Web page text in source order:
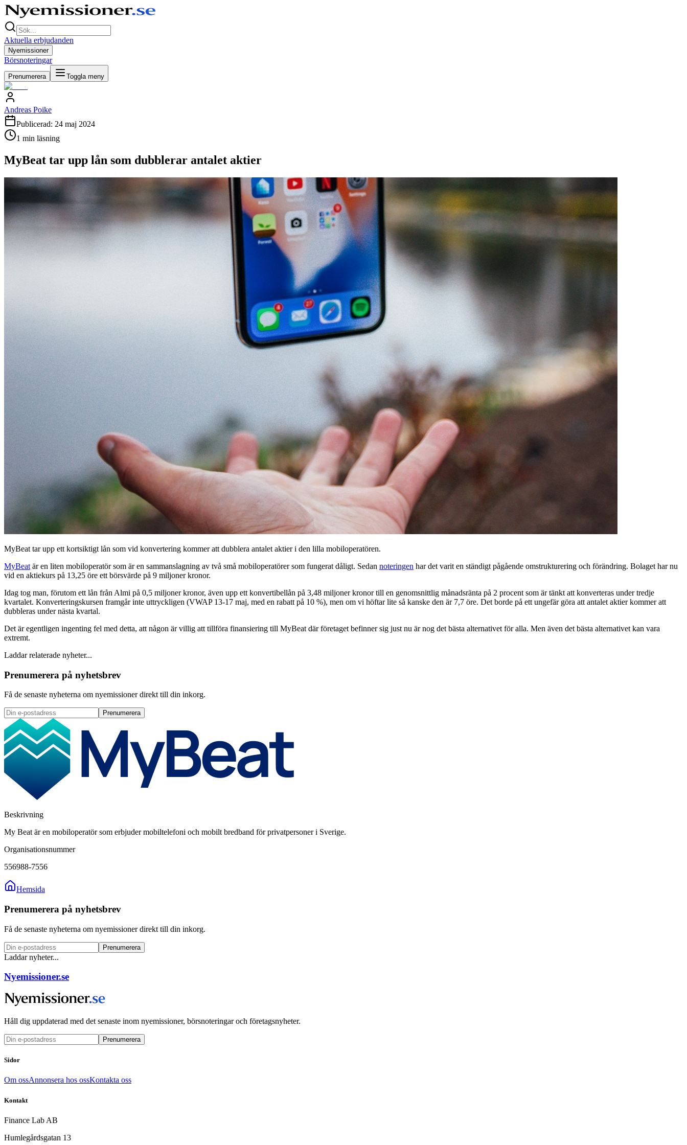
Aktuella erbjudanden
Nyemissioner
Börsnoteringar
Prenumerera Toggla meny
Andreas Poike
Publicerad: 24 maj 2024
1 min läsning
MyBeat tar upp lån som dubblerar antalet aktier
MyBeat tar upp ett kortsiktigt lån som vid konvertering kommer att dubblera antalet aktier i den lilla mobiloperatören.
MyBeat är en liten mobiloperatör som är en sammanslagning av två små mobiloperatörer som fungerat dåligt. Sedan noteringen har det varit en ständigt pågående omstrukturering och förändring. Bolaget har nu
vid en aktiekurs på 13,25 öre ett börsvärde på 9 miljoner kronor.
Idag tog man, förutom ett lån från Almi på 0,5 miljoner kronor, även upp ett konvertibellån på 3,48 miljoner kronor till en genomsnittlig månadsränta på 2 procent som är tänkt att konverteras under tredje
kvartalet. Konverteringskursen framgår inte uttryckligen (VWAP 13-17 maj, med en rabatt på 10 %), men om vi höftar lite så kanske den är 7,7 öre. Det borde på ett ungefär göra att antalet aktier kommer att
dubbleras under nästa kvartal.
Det är egentligen ingenting fel med detta, att någon är villig att tillföra finansiering till MyBeat där företaget befinner sig just nu är nog det bästa alternativet för alla. Men även det bästa alternativet kan vara
extremt.
Laddar relaterade nyheter...
Prenumerera på nyhetsbrev
Få de senaste nyheterna om nyemissioner direkt till din inkorg.
Prenumerera
Beskrivning
My Beat är en mobiloperatör som erbjuder mobiltelefoni och mobilt bredband för privatpersoner i Sverige.
Organisationsnummer
556988-7556
Hemsida
Prenumerera på nyhetsbrev
Få de senaste nyheterna om nyemissioner direkt till din inkorg.
Prenumerera
Laddar nyheter...
Nyemissioner.se
Håll dig uppdaterad med det senaste inom nyemissioner, börsnoteringar och företagsnyheter.
Prenumerera
Sidor
Om ossAnnonsera hos ossKontakta oss
Kontakt
Finance Lab AB
Humlegårdsgatan 13